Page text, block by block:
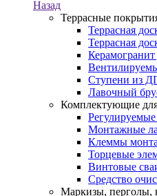
Назад
Террасные
Террасная
Террасная
Ступени из
Лавочный
Комплектующие
Монтажные
Клеммы
Торцевые
Винтовые
Средство
Маркизы, перголы,